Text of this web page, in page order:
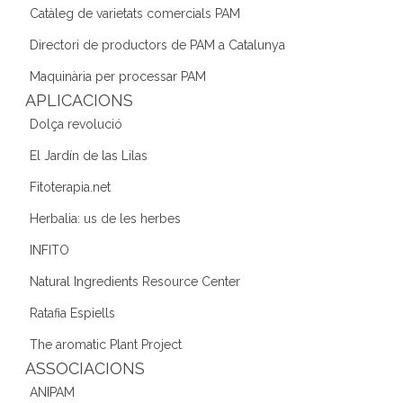
b
o
o
k
a
m
dI
n
Catàleg de varietats comercials PAM
Directori de productors de PAM a Catalunya
Maquinària per processar PAM
APLICACIONS
Dolça revolució
El Jardín de las Lilas
Fitoterapia.net
Herbalia: us de les herbes
INFITO
Natural Ingredients Resource Center
Ratafia Espiells
The aromatic Plant Project
ASSOCIACIONS
ANIPAM